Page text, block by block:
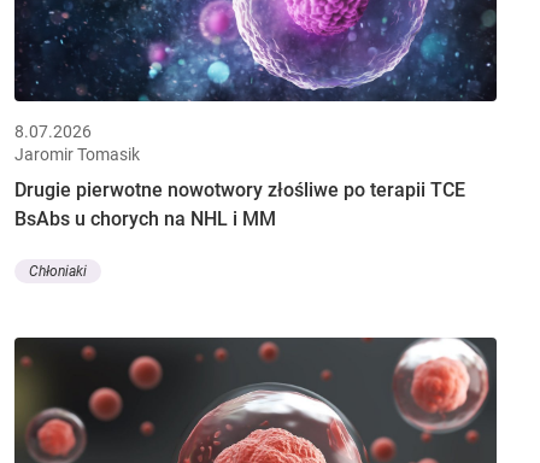
8.07.2026
Jaromir Tomasik
Drugie pierwotne nowotwory złośliwe po terapii TCE
BsAbs u chorych na NHL i MM
Chłoniaki